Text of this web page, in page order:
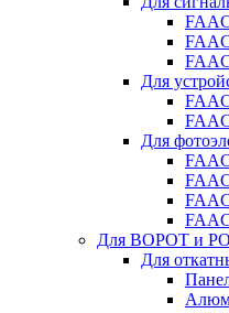
Для
Для
Для ВОРОТ и
Для